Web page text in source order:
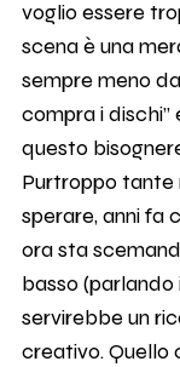
voglio essere
scena è una
sempre meno
compra i
questo
Purtroppo tante
sperare, anni fa
ora sta
basso
servirebbe un
creativo. Quello